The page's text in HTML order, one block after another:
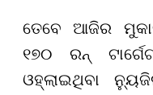
ତେବେ ଆଜିର
୧୭୦ ରନ୍
ଓହ୍ଲାଇଥିବା